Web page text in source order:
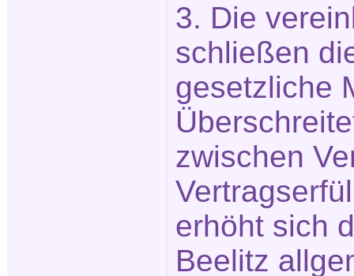
3. Die
schließen
gesetzliche
zwischen
erhöht sich
Beelitz